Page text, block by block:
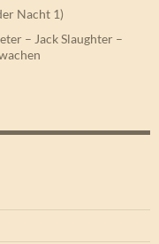
Nacht 1)
– Jack Slaughter –